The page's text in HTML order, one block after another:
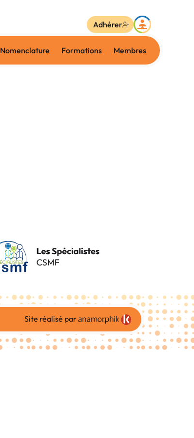
Nomenclature Formations Membres
Adhérer
Site réalisé par